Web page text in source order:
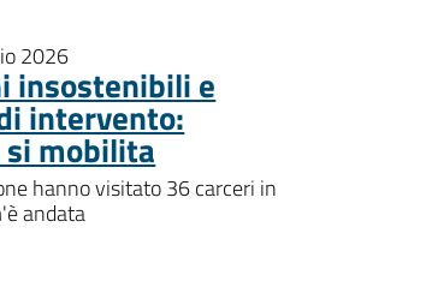
2026
insostenibili e
intervento:
si mobilita
hanno visitato 36 carceri in
andata